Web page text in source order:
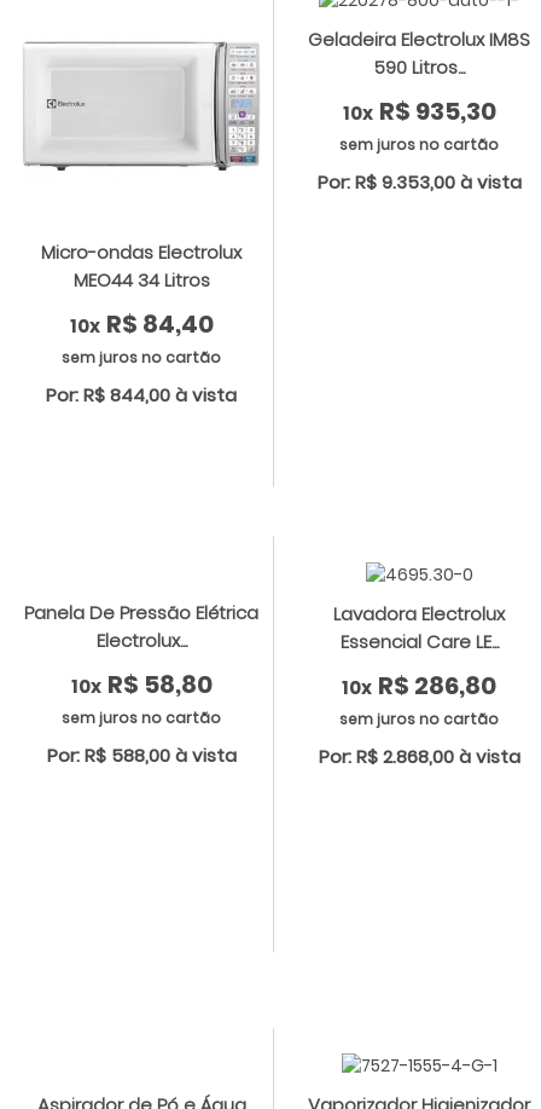
Micro-ondas Electrolux
MEO44 34 Litros
10x R$ 84,40
sem juros no cartão
Por: R$ 844,00 à vista
Geladeira Electrolux IM8S
590 Litros...
10x R$ 935,30
sem juros no cartão
Por: R$ 9.353,00 à vista
Panela De Pressão Elétrica
Electrolux...
10x R$ 58,80
sem juros no cartão
Por: R$ 588,00 à vista
Lavadora Electrolux
Essencial Care LE...
10x R$ 286,80
sem juros no cartão
Por: R$ 2.868,00 à vista